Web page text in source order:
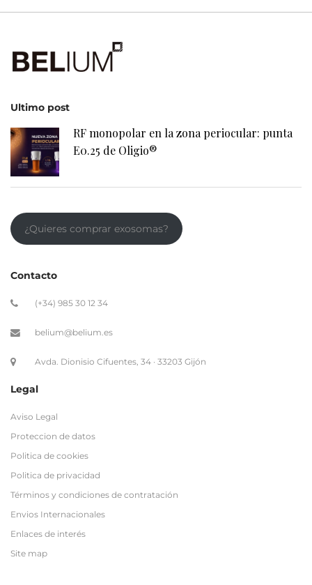
Ultimo post
RF monopolar en la zona periocular: punta
E0.25 de Oligio®
¿Quieres comprar exosomas?
Contacto
(+34) 985 30 12 34
belium@belium.es
Avda. Dionisio Cifuentes, 34 · 33203 Gijón
Legal
Aviso Legal
Proteccion de datos
Politica de cookies
Politica de privacidad
Términos y condiciones de contratación
Envios Internacionales
Enlaces de interés
Site map